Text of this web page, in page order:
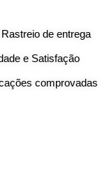
de entrega
e Satisfação
comprovadas